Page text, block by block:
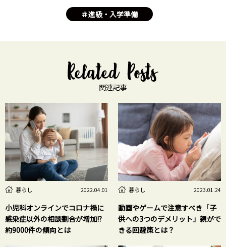
＃進級・入学準備
関連記事
暮らし 2022.04.01
小児科オンラインでコロナ禍に
感染症以外の相談割合が増加!?
約9000件の傾向とは
暮らし 2023.01.24
動画やゲームで注意すべき「子
供への3つのデメリット」親がで
きる回避策とは？